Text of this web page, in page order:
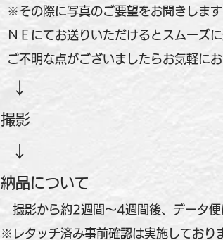
※その際に写真のご要望をお聞きしま
ＮＥにてお送りいただけるとスムーズに
ご不明な点がございましたらお気軽に
↓
撮影
↓
納品について
撮影から約2週間～4週間後、データ便
※レタッチ済み事前確認は実施しており